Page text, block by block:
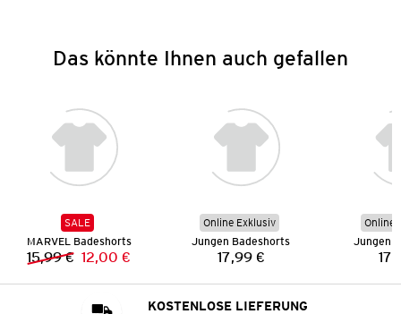
Das könnte Ihnen auch gefallen
SALE
MARVEL Badeshorts
Vorheriger Preis:
15,99 € Neuer Preis:
12,00 €
Online Exklusiv
Jungen Badeshorts
Preis:
17,99 €
Online
Jungen
KOSTENLOSE LIEFERUNG